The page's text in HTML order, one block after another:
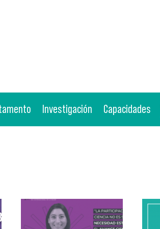
Investigación Capacidades